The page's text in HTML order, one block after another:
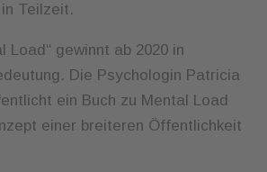
Teilzeit.
Load“ gewinnt ab 2020 in
Die Psychologin Patricia
ein Buch zu Mental Load
einer breiteren Öffentlichkeit